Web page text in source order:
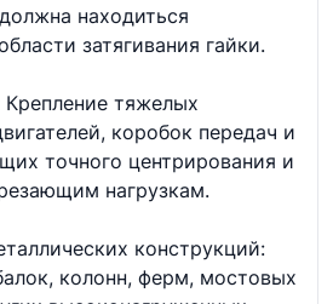
находиться
затягивания гайки.
тяжелых
коробок передач и
точного центрирования и
нагрузкам.
конструкций:
колонн, ферм, мостовых